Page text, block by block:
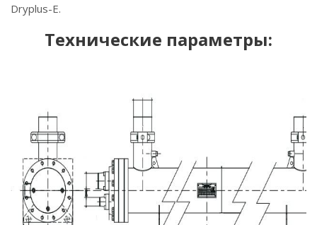
Dryplus-E.
Технические параметры: